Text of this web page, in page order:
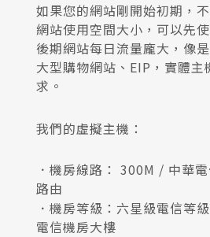
如果您的網站剛開始初期，
網站使用空間大小，可以先
後期網站每日流量龐大，像
大型購物網站、EIP，實體主
求。
我們的虛擬主機：
．機房線路： 300M / 中華
路由
．機房等級：六星級電信等
電信機房大樓